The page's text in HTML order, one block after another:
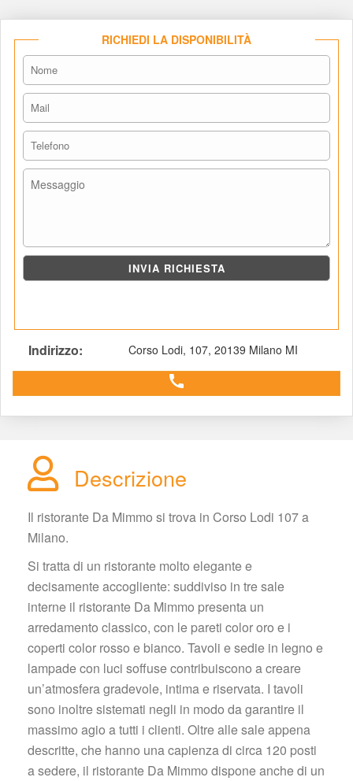
RICHIEDI LA DISPONIBILITÀ
Indirizzo: Corso Lodi, 107, 20139 Milano MI
call
Descrizione
Il ristorante Da Mimmo si trova in Corso Lodi 107 a
Milano.
Si tratta di un ristorante molto elegante e
decisamente accogliente: suddiviso in tre sale
interne il ristorante Da Mimmo presenta un
arredamento classico, con le pareti color oro e i
coperti color rosso e bianco. Tavoli e sedie in legno e
lampade con luci soffuse contribuiscono a creare
un’atmosfera gradevole, intima e riservata. I tavoli
ono inoltre sistemati negli in modo da garantire il
massimo agio a tutti i clienti. Oltre alle sale appena
descritte, che hanno una capienza di circa 120 posti
a sedere, il ristorante Da Mimmo dispone anche di un